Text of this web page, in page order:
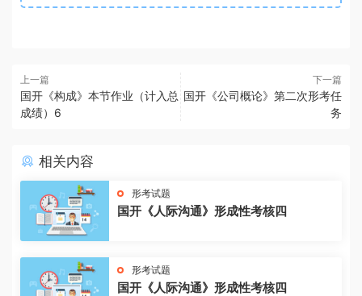
上一篇
国开《构成》本节作业（计入总
成绩）6
下一篇
国开《公司概论》第二次形考任
务
相关内容
形考试题
国开《人际沟通》形成性考核四
形考试题
国开《人际沟通》形成性考核四